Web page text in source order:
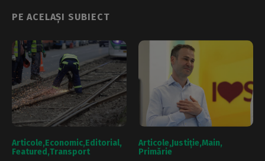
PE ACELAȘI SUBIECT
Articole Economic Editorial
Featured Transport
Articole Justiție Main
Primărie